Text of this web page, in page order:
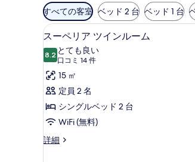
利
用
可
能
な
客
室
絞
り
込
すべての客室 ベッド 2 台 ベッド 1 台
ス
ー
ペ
リ
ア
ツ
イ
ン
スーペ
6
スーペリア ツインルーム
8.210 点中 8.2
とても良い
口コミ 14 件
(口
コ
ミ
14
件)
15 ㎡
定員 2 名
シングルベッド 2 台
WiFi (無料)
詳細
ス